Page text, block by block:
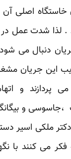
خاستگاه
. لذا شدت عمل
دنبال می
این جریان
پردازند و
و
ملکی اسیر
می کنند با